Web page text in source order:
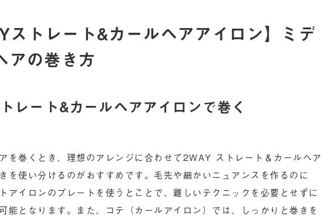
ストレート&カールヘアアイロン】ミデ
アの巻き方
レート&カールヘアアイロンで巻く
を巻くとき、理想のアレンジに合わせて2WAY ストレート＆カールヘア
を使い分けるのがおすすめです。毛先や細かいニュアンスを作るのに
アイロンのプレートを使うとことで、難しいテクニックを必要とせずに
能となります。また、コテ（カールアイロン）では、しっかりと巻きを